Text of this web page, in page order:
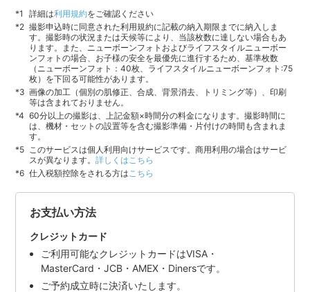
詳細は利用規約をご確認ください
撮影申込時に同意された利用規約に記載の納入期限までに納入しま
す。撮影時の状況または天候等により、当該枚数に達しない場合もあ
ります。また、ニューボーンフォトおよびライフスタイルニューボー
ンフォトの場合、お子様の安全を最優先に進行するため、基準枚数
（ニューボーンフォト：40枚、ライフスタイルニューボーンフォト:75
枚）を下回る可能性があります。
画像の加工（個別の肌修正、合成、背景消去、トリミング等）、印刷
等は含まれておりません。
60分以上の撮影は、上記金額×時間分の料金になります。撮影時間に
は、機材・セットの設置等を含む撮影準備・片付けの時間も含まれま
す。
このサービスは個人利用向けサービスです。商用利用の場合はサービ
スが異なります。詳しくはこちら
仕入税額控除をされる方は こちら
お支払い方法
クレジットカード
ご利用可能なクレジットカードはVISA・
MasterCard・JCB・AMEX・Dinersです。
ご予約成立時に決済いたします。